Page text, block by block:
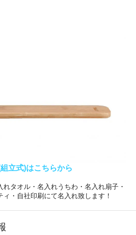
立式)はこちらから
タオル・名入れうちわ・名入れ扇子・
・自社印刷にて名入れ致します！